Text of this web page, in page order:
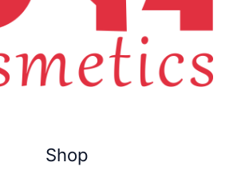
Shop